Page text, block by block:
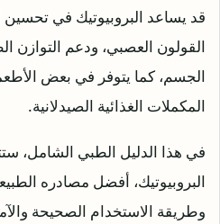
قد يساعد البروبيوتيك في تحسين
القولون العصبي، ودعم التوازن
الجسم، كما يتوفر في بعض
المكملات الغذائية الصيدلانية.
في هذا الدليل الطبي الشامل،
البروبيوتيك، أفضل مصادره
وطريقة الاستخدام الصحيحة